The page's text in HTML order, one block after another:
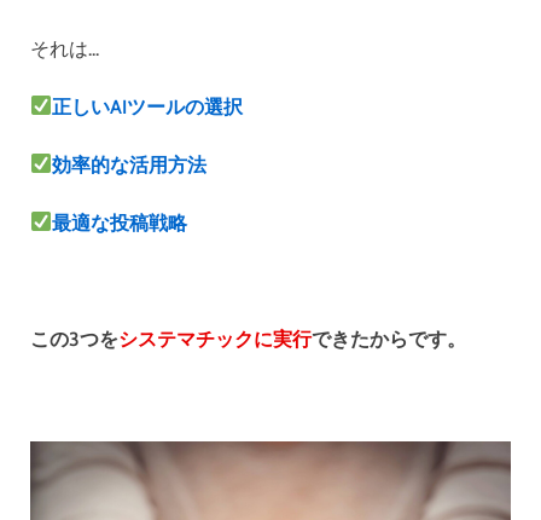
それは...
正しいAIツールの選択
効率的な活用方法
最適な投稿戦略
この3つをシステマチックに実行できたからです。